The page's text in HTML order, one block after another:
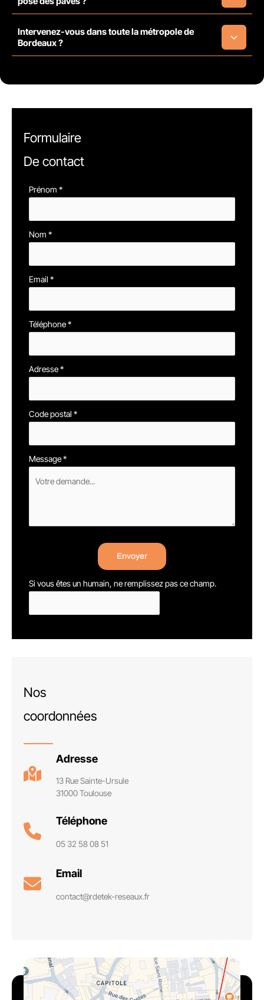
Intervenez-vous dans toute la métropole de
Bordeaux ?
Formulaire
De contact
Formulaire
avec
téléphone
Prénom *
Nom *
Email *
Téléphone*
Adresse*
Code postal *
Message*
Envoyer
Si vous êtes un humain, ne remplissez pas ce champ.
Nos
coordonnées
Adresse
13 Rue Sainte-Ursule
31000 Toulouse
Téléphone
05 32 58 08 51
Email
contact@rdetek-reseaux.fr